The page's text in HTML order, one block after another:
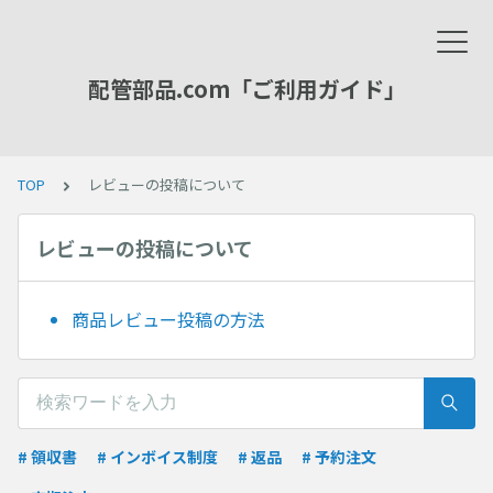
配管部品.com「ご利用ガイド」
TOP レビューの投稿について
レビューの投稿について
商品レビュー投稿の方法
# 領収書 # インボイス制度 # 返品
# 予約注文